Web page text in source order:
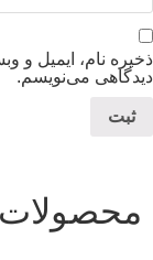
ذخیره نام، ایمیل و
دیدگاهی می‌نویسم.